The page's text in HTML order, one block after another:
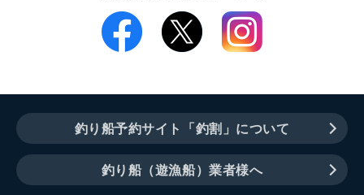
釣り船予約サイト「釣割」について
釣り船（遊漁船）業者様へ